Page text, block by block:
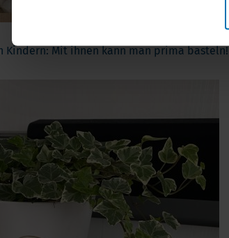
Kindern: Mit ihnen kann man prima basteln!